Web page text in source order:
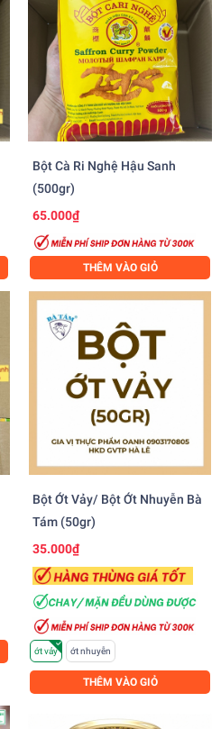
Bột Cà Ri Nghệ Hậu Sanh
(500gr)
65.000₫
THÊM VÀO GIỎ
Bột Ớt Vảy/ Bột Ớt Nhuyễn Bà
Tám (50gr)
35.000₫
ớt vảy ớt nhuyễn
THÊM VÀO GIỎ